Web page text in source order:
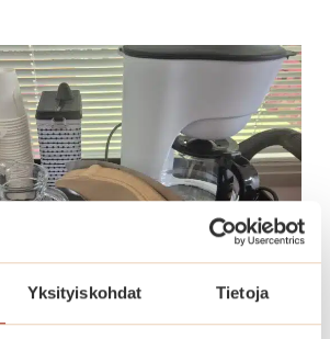
Yksityiskohdat Tietoja